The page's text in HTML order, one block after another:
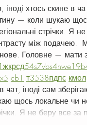
хтось скине в
— коли шукаю
стрічки. Я
між подачею.
Головне — мати
жкрсд54s7vbs4nwe19
cb1 т3538пдпс кмол
іноді сам
щось локальне чи
Я не беру все